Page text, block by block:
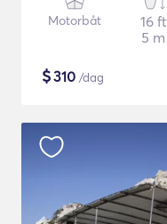
Motorbåt
16 ft
5 m
$310 /dag